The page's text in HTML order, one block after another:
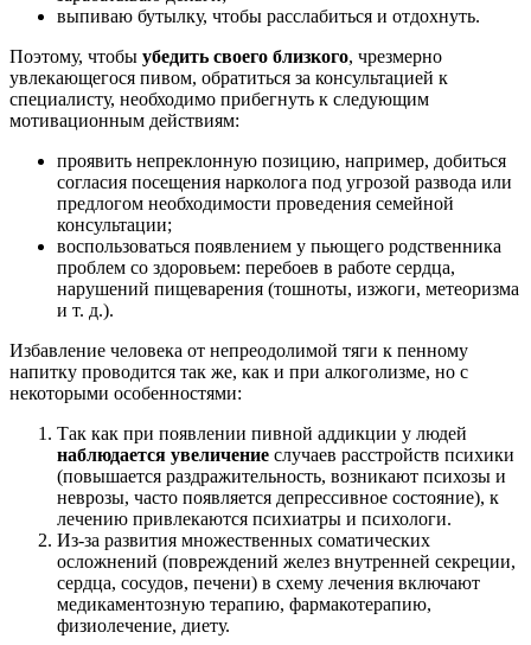
выпиваю бутылку, чтобы расслабиться и отдохнуть.
Поэтому, чтобы убедить своего близкого, чрезмерно
увлекающегося пивом, обратиться за консультацией к
специалисту, необходимо прибегнуть к следующим
мотивационным действиям:
проявить непреклонную позицию, например, добиться
согласия посещения нарколога под угрозой развода или
предлогом необходимости проведения семейной
консультации;
воспользоваться появлением у пьющего родственника
проблем со здоровьем: перебоев в работе сердца,
нарушений пищеварения (тошноты, изжоги, метеоризма
и т. д.).
Избавление человека от непреодолимой тяги к пенному
напитку проводится так же, как и при алкоголизме, но с
некоторыми особенностями:
Так как при появлении пивной аддикции у людей
наблюдается увеличение случаев расстройств психики
(повышается раздражительность, возникают психозы и
неврозы, часто появляется депрессивное состояние), к
лечению привлекаются психиатры и психологи.
Из-за развития множественных соматических
осложнений (повреждений желез внутренней секреции,
сердца, сосудов, печени) в схему лечения включают
медикаментозную терапию, фармакотерапию,
физиолечение, диету.